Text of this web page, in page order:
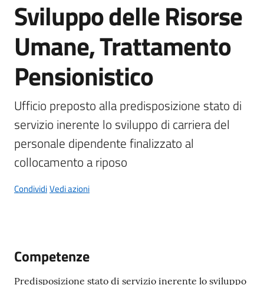
Vibo
Valentia
A
l
b
o
p
r
e
o
Sviluppo delle Risorse
Umane, Trattamento
Pensionistico
Ufficio preposto alla predisposizione stato di
servizio inerente lo sviluppo di carriera del
personale dipendente finalizzato al
collocamento a riposo
CondividiVedi azioni
Competenze
Predisposizione stato di servizio inerente lo sviluppo